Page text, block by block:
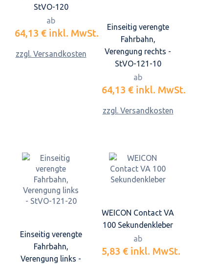
StVO-120
ab
64,13 € inkl. MwSt.
zzgl. Versandkosten
Einseitig verengte
Fahrbahn,
Verengung rechts -
StVO-121-10
ab
64,13 € inkl. MwSt.
zzgl. Versandkosten
Einseitig verengte
Fahrbahn,
Verengung links -
WEICON Contact VA
100 Sekundenkleber
ab
5,83 € inkl. MwSt.